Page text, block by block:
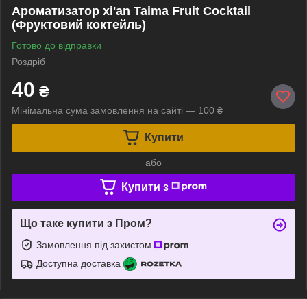
Ароматизатор xi'an Taima Fruit Cocktail
(Фруктовий коктейль)
Готово до відправки
Роздріб
40 ₴
Мінімальна сума замовлення на сайті — 100 ₴
Купити
або
Купити з
Що таке купити з Пром?
Замовлення під захистом
Доступна доставка